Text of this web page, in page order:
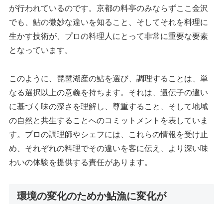
が行われているのです。京都の料亭のみならずここ金沢
でも、鮎の微妙な違いを知ること、そしてそれを料理に
生かす技術が、プロの料理人にとって非常に重要な要素
となっています。
このように、琵琶湖産の鮎を選び、調理することは、単
なる選択以上の意義を持ちます。それは、遺伝子の違い
に基づく味の深さを理解し、尊重すること、そして地域
の自然と共生することへのコミットメントを表していま
す。プロの調理師やシェフには、これらの情報を受け止
め、それぞれの料理でその違いを客に伝え、より深い味
わいの体験を提供する責任があります。
環境の変化のためか鮎漁に変化が